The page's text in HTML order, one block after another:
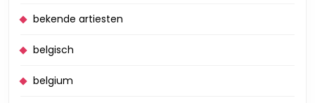
bekende artiesten
belgisch
belgium